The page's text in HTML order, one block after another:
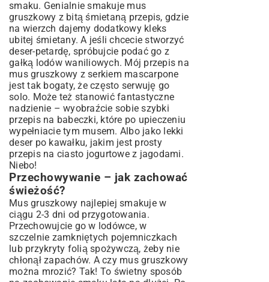
smaku. Genialnie smakuje mus
gruszkowy z bitą śmietaną przepis, gdzie
na wierzch dajemy dodatkowy kleks
ubitej śmietany. A jeśli chcecie stworzyć
deser-petardę, spróbujcie podać go z
gałką lodów waniliowych. Mój przepis na
mus gruszkowy z serkiem mascarpone
jest tak bogaty, że często serwuję go
solo. Może też stanowić fantastyczne
nadzienie – wyobraźcie sobieszybki
przepis na babeczki, które po upieczeniu
wypełniacie tym musem. Albo jako lekki
deser po kawałku, jakim jest prosty
przepis na ciasto jogurtowe z jagodami.
Niebo!
Przechowywanie – jak zachować
świeżość?
Mus gruszkowy najlepiej smakuje w
ciągu 2-3 dni od przygotowania.
Przechowujcie go w lodówce, w
szczelnie zamkniętych pojemniczkach
lub przykryty folią spożywczą, żeby nie
chłonął zapachów. A czy mus gruszkowy
można mrozić? Tak! To świetny sposób